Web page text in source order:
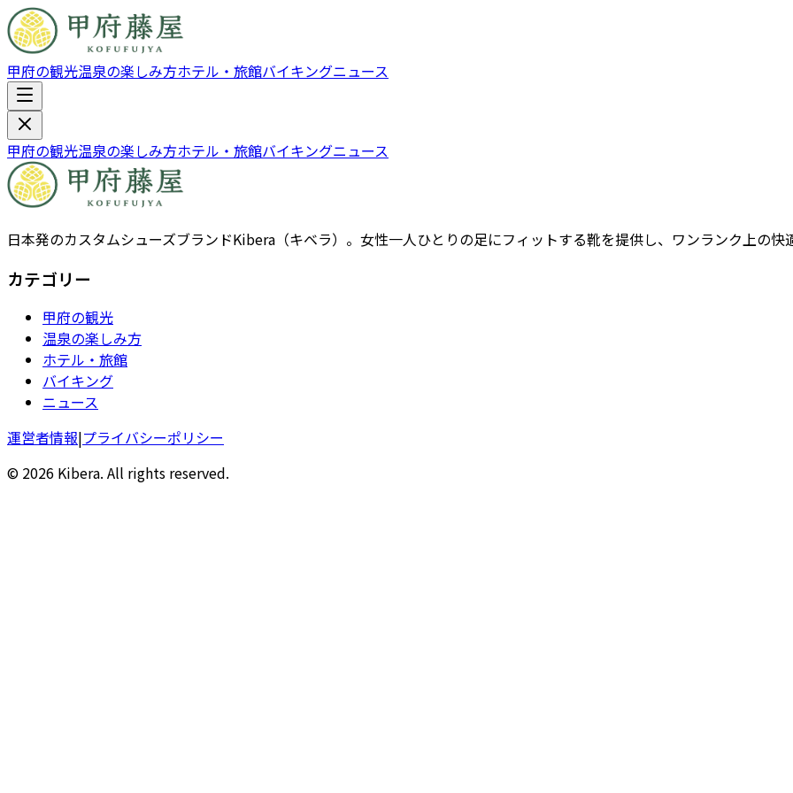
甲府の観光温泉の楽しみ方ホテル・旅館バイキングニュース
甲府の観光温泉の楽しみ方ホテル・旅館バイキングニュース
日本発のカスタムシューズブランドKibera（キベラ）。女性一人ひとりの足にフィットする靴を提供し、ワンランク上の快
カテゴリー
甲府の観光
温泉の楽しみ方
ホテル・旅館
バイキング
ニュース
運営者情報|プライバシーポリシー
© 2026 Kibera. All rights reserved.